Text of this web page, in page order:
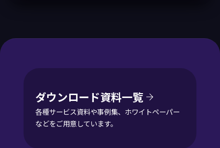
ダウンロード資料一覧
各種サービス資料や事例集、ホワイトペーパー
などをご用意しています。